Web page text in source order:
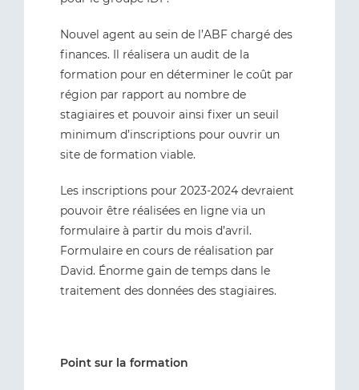
Nouvel agent au sein de l’ABF chargé des
finances. Il réalisera un audit de la
formation pour en déterminer le coût par
région par rapport au nombre de
stagiaires et pouvoir ainsi fixer un seuil
minimum d’inscriptions pour ouvrir un
site de formation viable.
Les inscriptions pour 2023-2024 devraient
pouvoir être réalisées en ligne via un
formulaire à partir du mois d’avril.
Formulaire en cours de réalisation par
David. Énorme gain de temps dans le
traitement des données des stagiaires.
Point sur la formation